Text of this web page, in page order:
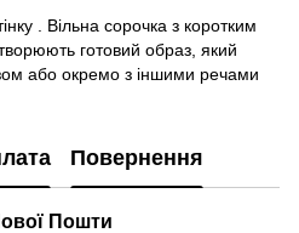
. Вільна сорочка з коротким
готовий образ, який
або окремо з іншими речами
Повернення
Пошти